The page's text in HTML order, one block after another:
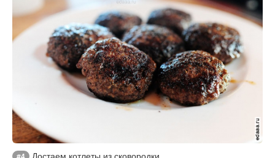
Достаем котлеты из сковородки.